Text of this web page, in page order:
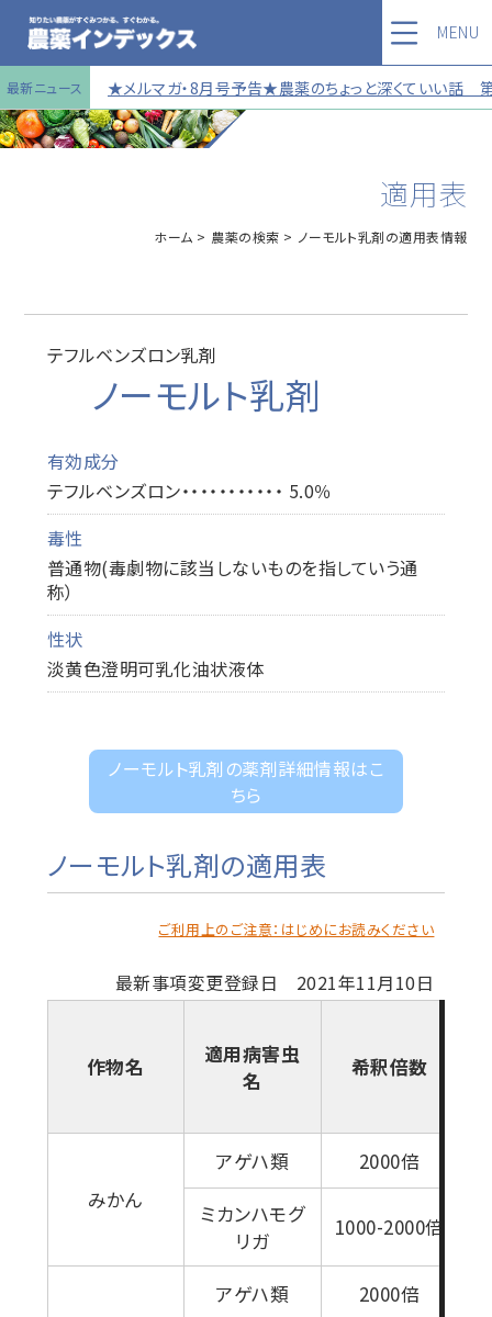
最新ニュース ★メルマガ・8月号予告★農薬のちょっと深くていい話
MENU
適用表
ホーム 農薬の検索 ノーモルト乳剤の適用表情報
テフルベンズロン乳剤
ノーモルト乳剤
有効成分
テフルベンズロン・・・・・・・・・・・ 5.0％
毒性
普通物(毒劇物に該当しないものを指していう通
称）
性状
淡黄色澄明可乳化油状液体
ノーモルト乳剤の薬剤詳細情報はこ
ちら
ノーモルト乳剤の適用表
ご利用上のご注意：はじめにお読みください
最新事項変更登録日 2021年11月10日
作物名
適用病害虫
名
希釈倍数
みかん
アゲハ類 2000倍
ミカンハモグ
リガ
1000-2000倍
アゲハ類
2000倍